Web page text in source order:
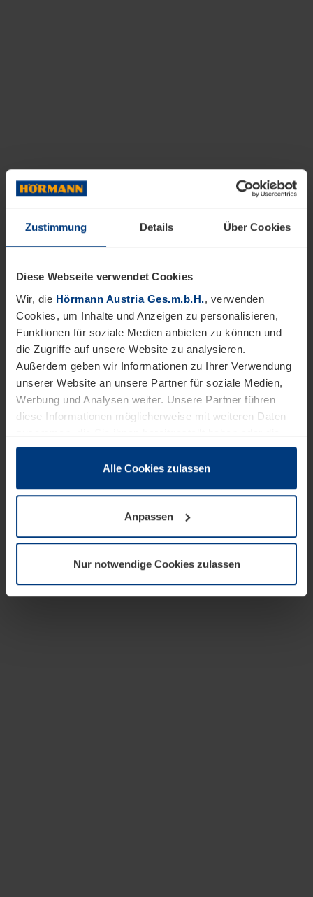
Zustimmung Details Über Cookies
Diese Webseite verwendet Cookies
Wir, die Hörmann Austria Ges.m.b.H., verwenden
Cookies, um Inhalte und Anzeigen zu personalisieren,
Funktionen für soziale Medien anbieten zu können und
die Zugriffe auf unsere Website zu analysieren.
Außerdem geben wir Informationen zu Ihrer Verwendung
unserer Website an unsere Partner für soziale Medien,
Werbung und Analysen weiter. Unsere Partner führen
diese Informationen möglicherweise mit weiteren Daten
zusammen, die Sie ihnen bereitgestellt haben oder die
sie im Rahmen Ihrer Nutzung der Dienste gesammelt
wenn diese für den Betrieb dieser Seite unbedingt
notwendig sind. Für alle anderen Cookie-Typen benötigen
wir Ihre Erlaubnis. Ihre Einwilligung können Sie jederzeit
Datenschutzerklärungunserer Website ändern oder
widerrufen.
Alle Cookies zulassen
Anpassen
Nur notwendige Cookies zulassen